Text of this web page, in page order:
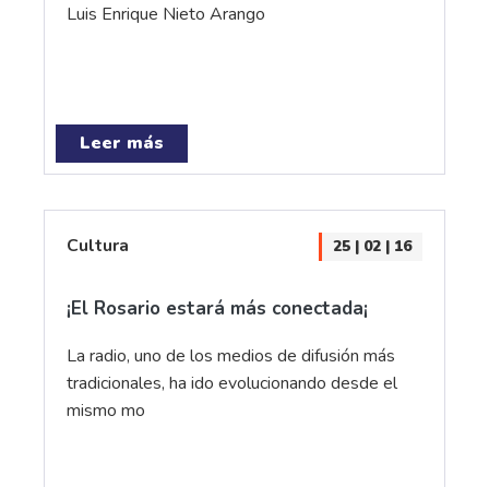
Luis Enrique Nieto Arango
Leer más
Cultura 25 | 02 | 16
¡El Rosario estará más conectada¡
La radio, uno de los medios de difusión más
tradicionales, ha ido evolucionando desde el
mismo mo